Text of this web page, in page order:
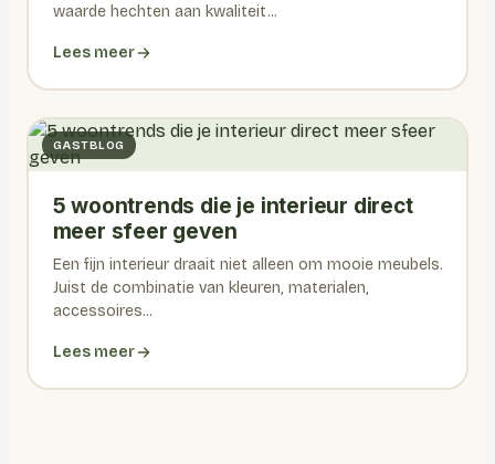
waarde hechten aan kwaliteit...
Lees meer
GASTBLOG
5 woontrends die je interieur direct
meer sfeer geven
Een fijn interieur draait niet alleen om mooie meubels.
Juist de combinatie van kleuren, materialen,
accessoires...
Lees meer